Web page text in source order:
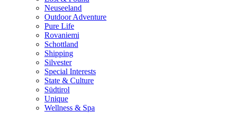
Neuseeland
Outdoor Adventure
Pure Life
Rovaniemi
Schottland
Shipping
Silvester
Special Interests
State & Culture
Südtirol
Unique
Wellness & Spa